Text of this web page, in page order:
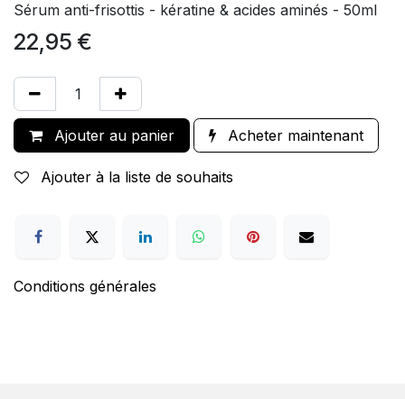
Sérum anti-frisottis - kératine & acides aminés - 50ml
22,95 €
Ajouter au panier Acheter maintenant
Ajouter à la liste de souhaits
Conditions générales